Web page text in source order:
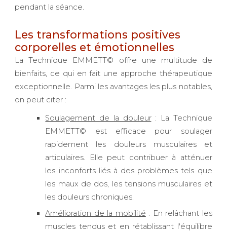
pendant la séance.
Les transformations positives
corporelles et émotionnelles
La Technique EMMETT© offre une multitude de
bienfaits, ce qui en fait une approche thérapeutique
exceptionnelle. Parmi les avantages les plus notables,
on peut citer :
Soulagement de la douleur: La Technique
EMMETT© est efficace pour soulager
rapidement les douleurs musculaires et
articulaires. Elle peut contribuer à atténuer
les inconforts liés à des problèmes tels que
les maux de dos, les tensions musculaires et
les douleurs chroniques.
Amélioration de la mobilité : En relâchant les
muscles tendus et en rétablissant l'équilibre